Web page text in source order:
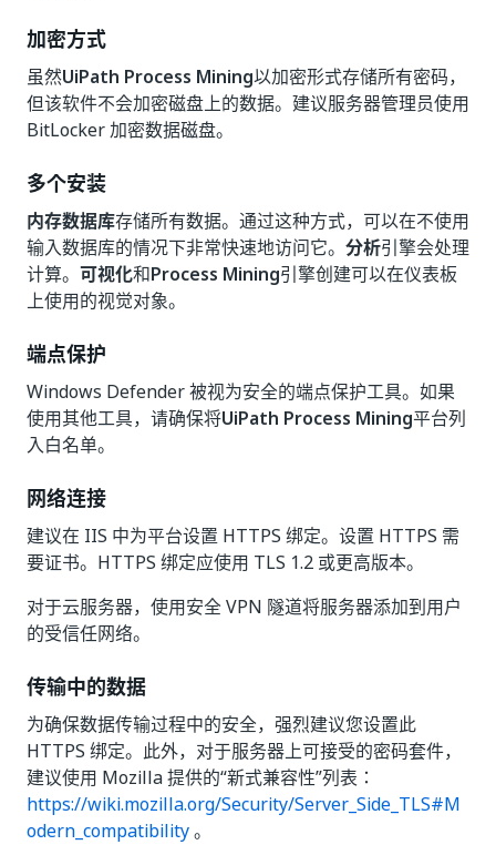
加密方式
虽然UiPath Process Mining以加密形式存储所有密码，
但该软件不会加密磁盘上的数据。建议服务器管理员使用
BitLocker 加密数据磁盘。
多个安装
内存数据库存储所有数据。通过这种方式，可以在不使用
输入数据库的情况下非常快速地访问它。 分析引擎会处理
计算。 可视化和Process Mining引擎创建可以在仪表板
上使用的视觉对象。
端点保护
Windows Defender 被视为安全的端点保护工具。如果
使用其他工具，请确保将UiPath Process Mining平台列
入白名单。
网络连接
建议在 IIS 中为平台设置 HTTPS 绑定。设置 HTTPS 需
要证书。HTTPS 绑定应使用 TLS 1.2 或更高版本。
对于云服务器，使用安全 VPN 隧道将服务器添加到用户
的受信任网络。
传输中的数据
为确保数据传输过程中的安全，强烈建议您设置此
HTTPS 绑定。此外，对于服务器上可接受的密码套件，
建议使用 Mozilla 提供的“新式兼容性”列表：
https://wiki.mozilla.org/Security/Server_Side_TLS#M
odern_compatibility。